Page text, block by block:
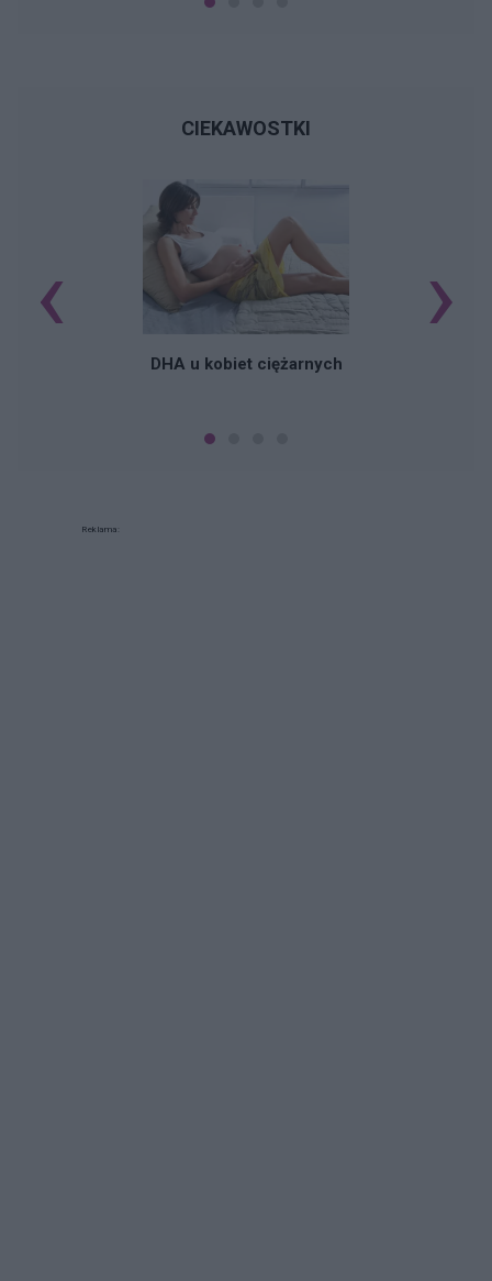
CIEKAWOSTKI
DHA u kobiet ciężarnych
‹ ›
Reklama: